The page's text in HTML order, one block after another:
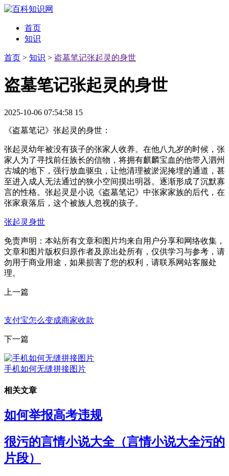
首页
知识
首页 > 知识 > 盗墓笔记张起灵的身世
盗墓笔记张起灵的身世
2025-10-06 07:54:58 15
《盗墓笔记》张起灵的身世：
张起灵幼年被没有孩子的张家人收养。在他八九岁的时候，张
家人为了寻找前任族长的信物，将拥有麒麟宝血的他带入泗州
古城的地下，强行放血驱虫，让他清理被淤泥掩埋的通道，甚
至进入成人无法通过的狭小空间摸出明器。逐渐形成了沉默寡
言的性格。张起灵是小说《盗墓笔记》中张家家族的后代，在
张家衰落后，这个被族人忽视的孩子。
张起灵身世
免责声明：本站所有文章和图片均来自用户分享和网络收集，
文章和图片版权归原作者及原出处所有，仅供学习与参考，请
勿用于商业用途，如果损害了您的权利，请联系网站客服处
理。
上一篇
支付宝怎么变成商家收款
下一篇
手机如何无缝拼接图片
相关文章
如何举报高考违规
很污的言情小说大全（言情小说大全污的
片段）